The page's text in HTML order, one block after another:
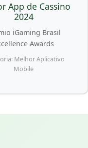
App de Cassino
2024
iGaming Brasil
Awards
Melhor Aplicativo
Mobile